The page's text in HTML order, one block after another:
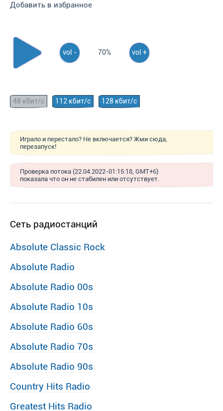
Добавить в избранное
vol - 70% vol +
48 кбит/с 112 кбит/с 128 кбит/с
Играло и перестало? Не включается? Жми сюда,
перезапуск!
Проверка потока (22.04.2022-01:15:18, GMT+6)
показала что он не стабилен или отсутствует.
Сеть радиостанций
Absolute Classic Rock
Absolute Radio
Absolute Radio 00s
Absolute Radio 10s
Absolute Radio 60s
Absolute Radio 70s
Absolute Radio 90s
Country Hits Radio
Greatest Hits Radio